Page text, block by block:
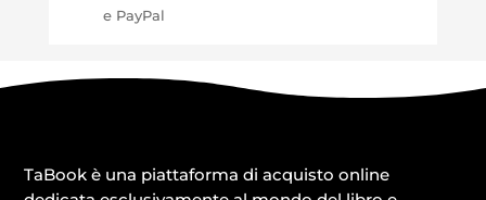
e PayPal
TaBook è una piattaforma di acquisto online